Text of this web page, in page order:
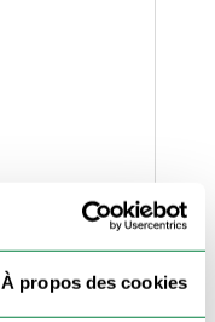
À propos des cookies
: